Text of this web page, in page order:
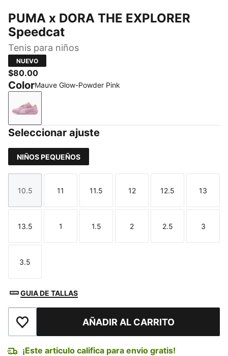
PUMA x DORA THE EXPLORER
Speedcat
Tenis para niños
NUEVO
$80.00
ColorMauve Glow-Powder Pink
Mauve Glow-Powder Pink
Seleccionar ajuste
NIÑOS PEQUEÑOS
Talla
10.5
Talla
11
Talla
11.5
Talla
12
Talla
12.5
Talla
13
Talla
13.5
Talla
1
Talla
1.5
Talla
2
Talla
2.5
Talla
3
Talla
3.5
GUIA DE TALLAS
Añadir a la lista de deseosAÑADIR AL CARRITO
¡Este articulo califica para envio gratis!